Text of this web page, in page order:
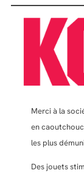
Merci à la
en
les plus
Des jouets